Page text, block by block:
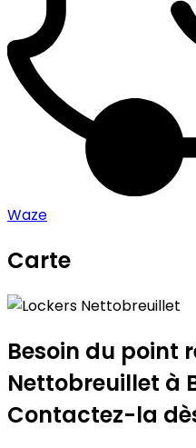
Waze
Carte
Lockers
+
−
Besoin du point
Nettobreuillet à
Contactez-la